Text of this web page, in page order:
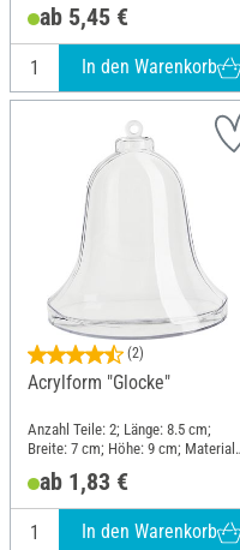
ab 5,45 €
In den Warenkorb
(2)
Acrylform "Glocke"
Anzahl Teile: 2; Länge: 8.5 cm;
Breite: 7 cm; Höhe: 9 cm; Material:
Acryl
ab 1,83 €
In den Warenkorb